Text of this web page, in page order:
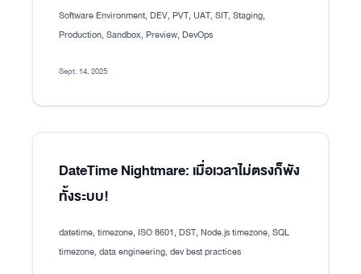
Software Environment, DEV, PVT, UAT, SIT, Staging,
Production, Sandbox, Preview, DevOps
Sept. 14, 2025
DateTime Nightmare: เมื่อเวลาไม่ตรงก็พัง
ทั้งระบบ!
datetime, timezone, ISO 8601, DST, Node.js timezone, SQL
timezone, data engineering, dev best practices